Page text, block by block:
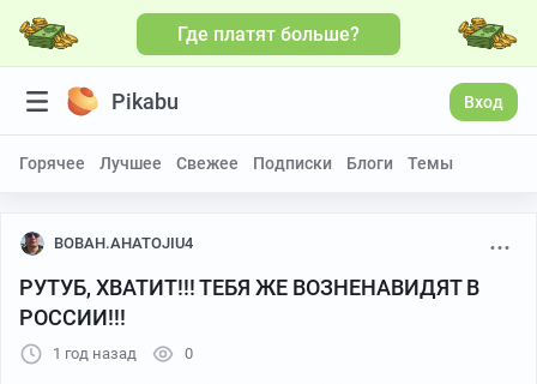
Где платят больше?
Pikabu Вход
Горячее Лучшее Свежее Подписки Блоги Темы
BOBAH.AHATOJIU4
РУТУБ, ХВАТИТ!!! ТЕБЯ ЖЕ ВОЗНЕНАВИДЯТ В
РОССИИ!!!
1 год назад 0